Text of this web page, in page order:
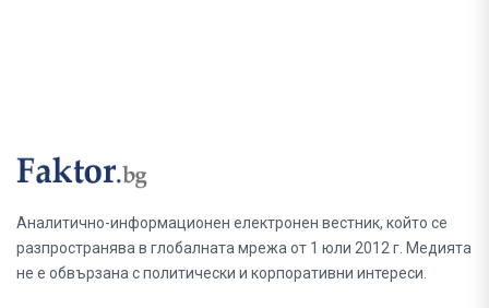
Аналитично-информационен електронен вестник, който се
разпространява в глобалната мрежа от 1 юли 2012 г. Медията
не е обвързана с политически и корпоративни интереси.